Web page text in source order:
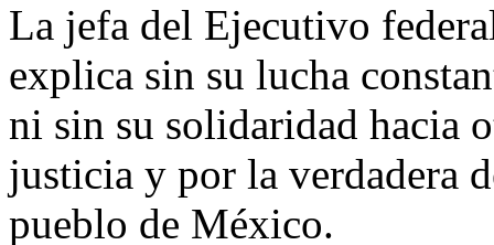
La jefa del Ejecutivo
explica sin su lucha
ni sin su solidaridad hacia
justicia y por la verdadera
pueblo de México.